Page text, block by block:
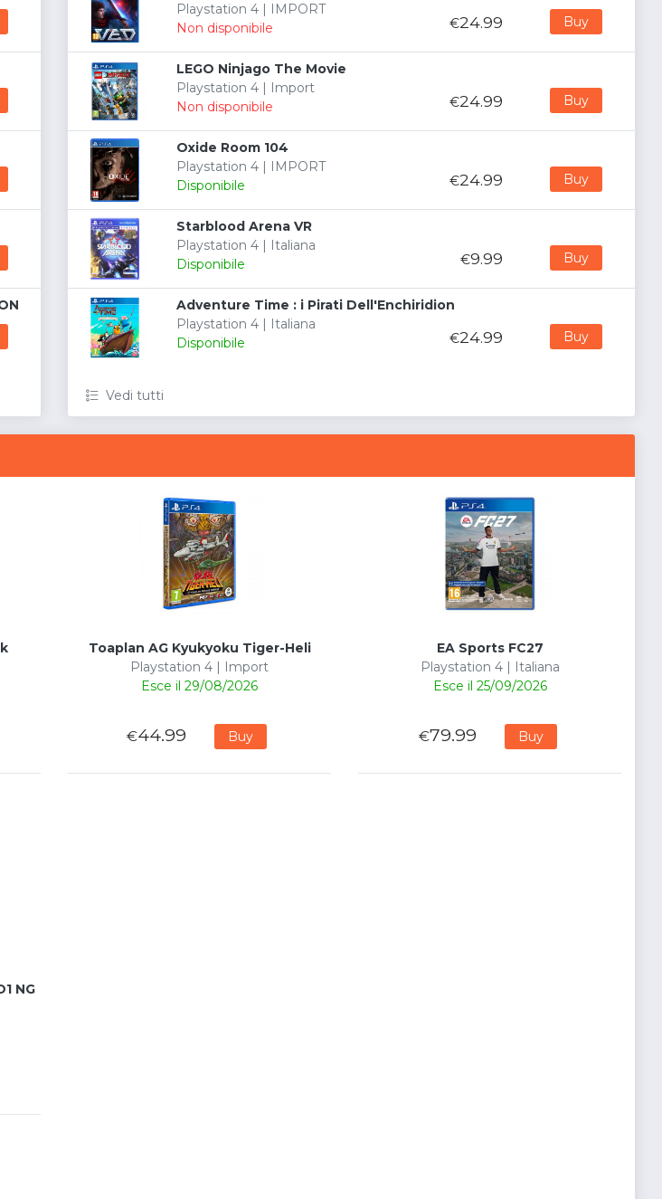
Playstation 4 | IMPORT
Non disponibile
€24.99 Buy
LEGO Ninjago The Movie
Playstation 4 | Import
Non disponibile
€24.99 Buy
Oxide Room 104
Playstation 4 | IMPORT
Disponibile
€24.99 Buy
Starblood Arena VR
Playstation 4 | Italiana
Disponibile
€9.99 Buy
Adventure Time : i Pirati Dell'Enchiridion
Playstation 4 | Italiana
Disponibile
€24.99 Buy
Vedi tutti
Toaplan AG Kyukyoku Tiger-Heli
Playstation 4 | Import
Esce il 29/08/2026
€44.99 Buy
EA Sports FC27
Playstation 4 | Italiana
Esce il 25/09/2026
€79.99 Buy
NG